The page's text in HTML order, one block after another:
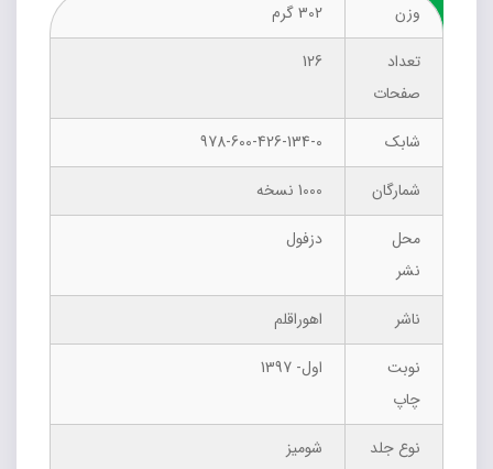
وزن
302 گرم
تعداد
صفحات
126
شابک
978-600-426-134-0
شمارگان
1000 نسخه
محل
نشر
دزفول
ناشر
اهوراقلم
نوبت
چاپ
اول- 1397
نوع جلد
شومیز